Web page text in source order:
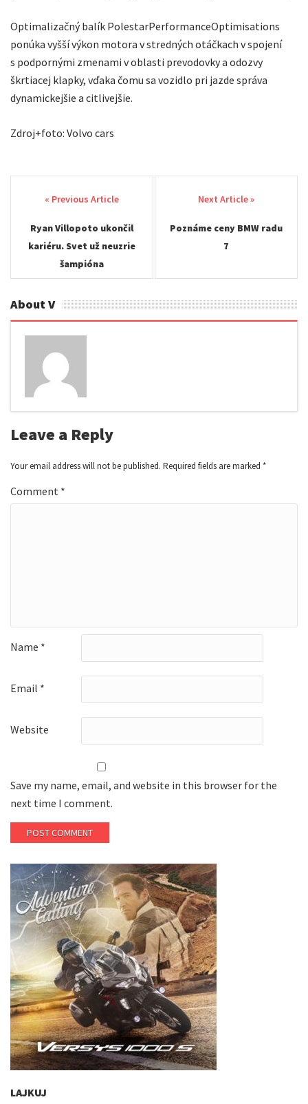
Optimalizačný balík PolestarPerformanceOptimisations
ponúka vyšší výkon motora v stredných otáčkach v spojení
s podpornými zmenami v oblasti prevodovky a odozvy
škrtiacej klapky, vďaka čomu sa vozidlo pri jazde správa
dynamickejšie a citlivejšie.
Zdroj+foto: Volvo cars
navigation
Ryan Villopoto ukončil
kariéru. Svet už neuzrie
šampióna
Poznáme ceny BMW radu
7
About V
Leave a Reply
Your email address will not be published. Required fields are marked *
Comment *
Name *
Email *
Website
Save my name, email, and website in this browser for the
next time I comment.
LAJKUJ